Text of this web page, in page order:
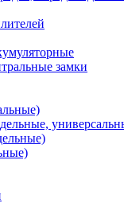
замки